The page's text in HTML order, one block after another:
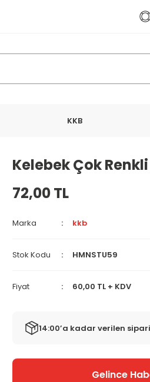
KKB
Kelebek Çok Renkli
72,00 TL
Marka kkb
Stok Kodu HMNSTU59
Fiyat 60,00 TL + KDV
14:00’a kadar verilen
Gelince